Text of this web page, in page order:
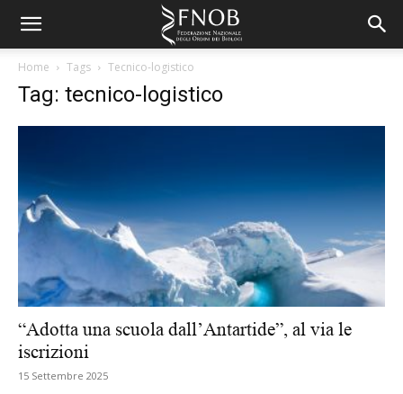
Home Tags Tecnico-logistico
Tag: tecnico-logistico
“Adotta una scuola dall’Antartide”, al via le
iscrizioni
15 Settembre 2025